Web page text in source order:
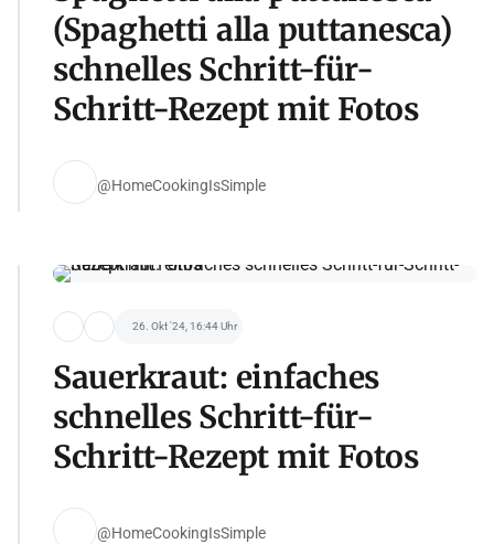
(Spaghetti alla puttanesca)
schnelles Schritt-für-
Schritt-Rezept mit Fotos
@HomeCookingIsSimple
26. Okt '24, 16:44 Uhr
Sauerkraut: einfaches
schnelles Schritt-für-
Schritt-Rezept mit Fotos
@HomeCookingIsSimple